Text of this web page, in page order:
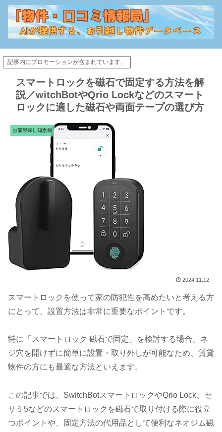
記事内にプロモーションが含まれています。
スマートロックを磁石で固定する方法を解
説／witchBotやQrio Lockなどのスマート
ロックに適した磁石や両面テープの選び方
お部屋探し知恵袋
2024.11.12
スマートロックを使って家の防犯性を高めたいと考える方
にとって、設置方法は非常に重要なポイントです。
特に「スマートロック 磁石で固定」を検討する場合、ネ
ジ穴を開けずに簡単に設置・取り外しが可能なため、賃貸
物件の方にも最適な方法といえます。
この記事では、SwitchBotスマートロックやQrio Lock、セ
サミ5などのスマートロックを磁石で取り付ける際に役立
つポイントや、固定方法の代用品として便利なネオジム磁